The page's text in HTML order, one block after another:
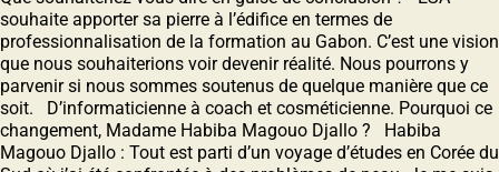
souhaite apporter sa pierre à lʼédifice en termes de
professionnalisation de la formation au Gabon. Cʼest une vision
que nous souhaiterions voir devenir réalité. Nous pourrons y
parvenir si nous sommes soutenus de quelque manière que ce
soit. D’informaticienne à coach et cosméticienne. Pourquoi ce
changement, Madame Habiba Magouo Djallo ? Habiba
Magouo Djallo : Tout est parti d’un voyage d’études en Corée du